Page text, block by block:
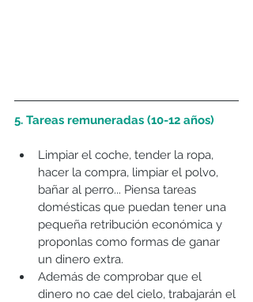
5. Tareas remuneradas (10-12 años)
Limpiar el coche, tender la ropa,
hacer la compra, limpiar el polvo,
bañar al perro... Piensa tareas
domésticas que puedan tener una
pequeña retribución económica y
proponlas como formas de ganar
un dinero extra.
Además de comprobar que el
dinero no cae del cielo, trabajarán el